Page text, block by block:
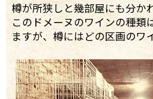
樽が所狭しと幾部屋にも分か
このドメーヌのワインの種類
ますが、樽にはどの区画のワ